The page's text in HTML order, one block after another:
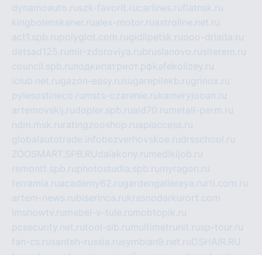
dynamoauto.ruszk-favorit.rucarlines.ruflatnsk.ru
kingbolenskaner.rualex-motor.ruastroline.net.ru
act1.spb.rupolyglot.com.rugidlipetsk.ruooo-driada.ru
detsad125.ru mir-zdoroviya.rubruslanovo.rusiterem.ru
council.spb.ruлодкипатриот.рфkafekolizey.ru
iclub.net.rugazon-easy.rusugarepilekb.rugrinox.ru
pylesostineco.ru msts-ozarenie.rukameryjooan.ru
artemovskij.rudopler.spb.ruaid70.ru metall-perm.ru
ndm.msk.ru ratingzooshop.ruapiaccess.ru
globalautotrade.info bezverhovskoe.rudrsschool.ru
ZOOSMART.SPB.RUdalakony.ru medikijob.ru
remontt.spb.ruphotostudia.spb.ru myragon.ru
terramia.ruacademy62.rugardengallereya.ru rti.com.ru
artem-news.rubiserinca.rukrasnodarkurort.com
imshowtv.ru mebel-v-tule.ru mobtopik.ru
pcsecurity.net.rutool-sib.ru multimetrunit.rusp-tour.ru
fan-cs.rusanteh-russia.rusymbian9.net.ruDSHAIR.RU